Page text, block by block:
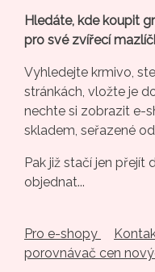
Hledáte, kde koupit
pro své zvířecí
Vyhledejte krmivo,
stránkách, vložte je
nechte si zobrazit e-
skladem, seřazené
Pak již stačí jen přejít
objednat...
Pro e-shopy
porovnávač cen